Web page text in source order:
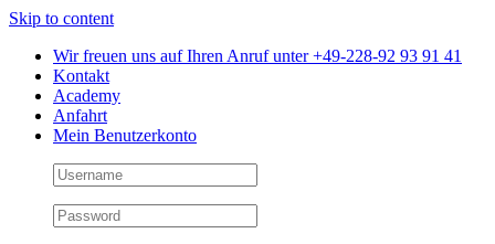
Skip to content
Wir freuen uns auf Ihren Anruf unter +49-228-92 93 91 41
Kontakt
Academy
Anfahrt
Mein Benutzerkonto